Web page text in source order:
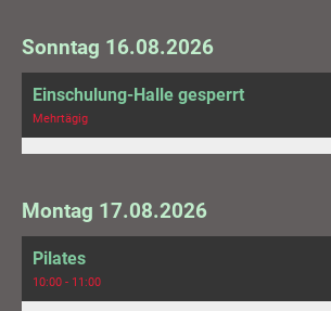
Sonntag 16.08.2026
Einschulung-Halle gesperrt
Mehrtägig
Montag 17.08.2026
Pilates
10:00 - 11:00